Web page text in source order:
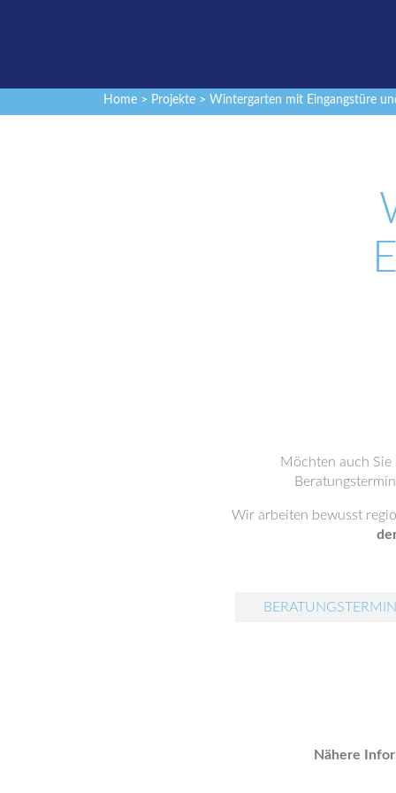
Home > Projekte > Wintergarten mit Eingangstüre
Möchten auch Sie
Wir arbeiten bewusst
Nähere